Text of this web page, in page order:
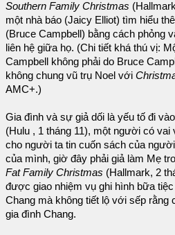
Southern Family Christmas
một nhà báo (Jaicy Elliot) tìm hiểu
(Bruce Campbell) bằng cách phỏng
liên hệ giữa họ. (Chi tiết khá thú vị:
Campbell không phải do Bruce
không chung vũ trụ Noel với
AMC+.)
Gia đình và sự giả dối là yếu tố đi vào
(Hulu , 1 tháng 11), một người có
cho người ta tin cuốn sách của
của mình, giờ đây phải giả làm Mẹ
Fat Family Christmas (Hallmark, 2
được giao nhiệm vụ ghi hình bữa
Chang mà không tiết lộ với sếp rằng
gia đình Chang.